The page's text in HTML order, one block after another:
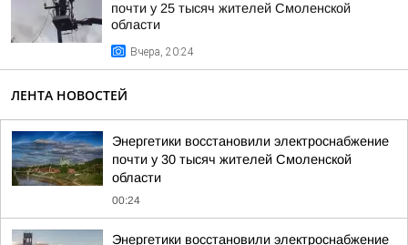
почти у 25 тысяч жителей Смоленской
области
Вчера, 20:24
ЛЕНТА НОВОСТЕЙ
Энергетики восстановили электроснабжение
почти у 30 тысяч жителей Смоленской
области
00:24
Энергетики восстановили электроснабжение